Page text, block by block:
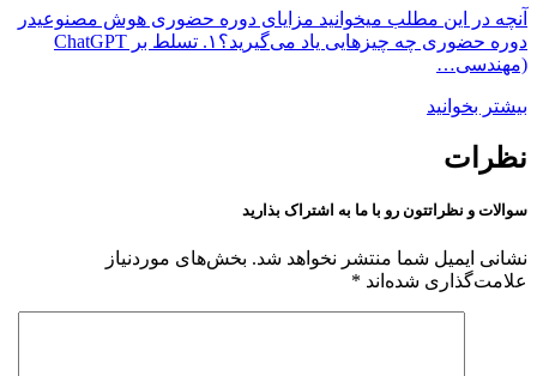
آنچه در این مطلب میخوانید مزایای دوره حضوری هوش مصنوعیدر
دوره حضوری چه چیزهایی یاد می‌گیرید؟۱. تسلط بر ChatGPT
(مهندسی…
بیشتر بخوانید
نظرات
سوالات و نظراتتون رو با ما به اشتراک بذارید
نشانی ایمیل شما منتشر نخواهد شد. بخش‌های موردنیاز
علامت‌گذاری شده‌اند *